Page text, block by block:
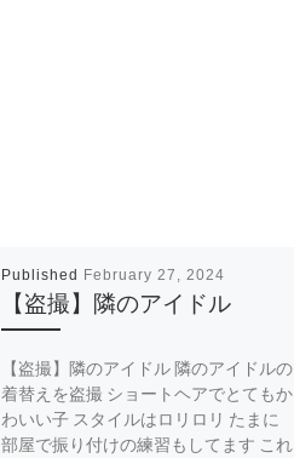
Published February 27, 2024
【盗撮】隣のアイドル
【盗撮】隣のアイドル 隣のアイドルの
着替えを盗撮 ショートヘアでとてもか
わいい子 スタイルはロリロリ たまに
部屋で振り付けの練習もしてます これ